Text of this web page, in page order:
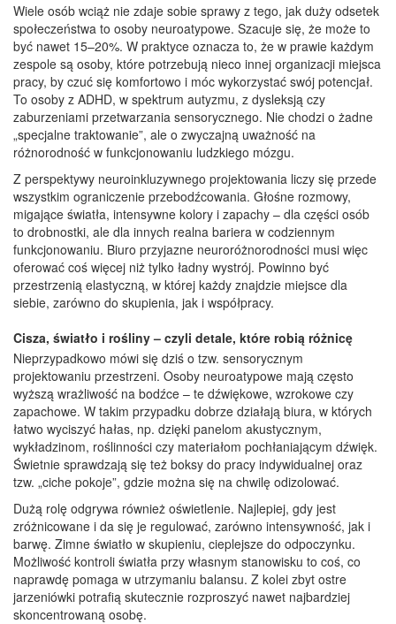
Wiele osób wciąż nie zdaje sobie sprawy z tego, jak duży odsetek
społeczeństwa to osoby neuroatypowe. Szacuje się, że może to
być nawet 15–20%. W praktyce oznacza to, że w prawie każdym
zespole są osoby, które potrzebują nieco innej organizacji miejsca
pracy, by czuć się komfortowo i móc wykorzystać swój potencjał.
To osoby z ADHD, w spektrum autyzmu, z dysleksją czy
zaburzeniami przetwarzania sensorycznego. Nie chodzi o żadne
„specjalne traktowanie”, ale o zwyczajną uważność na
różnorodność w funkcjonowaniu ludzkiego mózgu.
Z perspektywy neuroinkluzywnego projektowania liczy się przede
wszystkim ograniczenie przebodźcowania. Głośne rozmowy,
migające światła, intensywne kolory i zapachy – dla części osób
to drobnostki, ale dla innych realna bariera w codziennym
funkcjonowaniu. Biuro przyjazne neuroróżnorodności musi więc
oferować coś więcej niż tylko ładny wystrój. Powinno być
przestrzenią elastyczną, w której każdy znajdzie miejsce dla
siebie, zarówno do skupienia, jak i współpracy.
Cisza, światło i rośliny – czyli detale, które robią różnicę
Nieprzypadkowo mówi się dziś o tzw. sensorycznym
projektowaniu przestrzeni. Osoby neuroatypowe mają często
wyższą wrażliwość na bodźce – te dźwiękowe, wzrokowe czy
zapachowe. W takim przypadku dobrze działają biura, w których
łatwo wyciszyć hałas, np. dzięki panelom akustycznym,
wykładzinom, roślinności czy materiałom pochłaniającym dźwięk.
Świetnie sprawdzają się też boksy do pracy indywidualnej oraz
tzw. „ciche pokoje”, gdzie można się na chwilę odizolować.
Dużą rolę odgrywa również oświetlenie. Najlepiej, gdy jest
zróżnicowane i da się je regulować, zarówno intensywność, jak i
barwę. Zimne światło w skupieniu, cieplejsze do odpoczynku.
Możliwość kontroli światła przy własnym stanowisku to coś, co
naprawdę pomaga w utrzymaniu balansu. Z kolei zbyt ostre
jarzeniówki potrafią skutecznie rozproszyć nawet najbardziej
skoncentrowaną osobę.